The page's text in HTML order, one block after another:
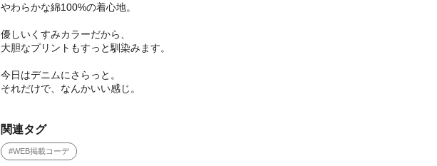
やわらかな綿100%の着心地。
優しいくすみカラーだから、
大胆なプリントもすっと馴染みます。
今日はデニムにさらっと。
それだけで、なんかいい感じ。
関連タグ
#WEB掲載コーデ